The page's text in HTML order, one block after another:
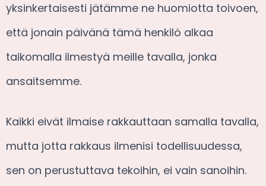
yksinkertaisesti jätämme ne huomiotta toivoen,
että jonain päivänä tämä henkilö alkaa
taikomalla ilmestyä meille tavalla, jonka
ansaitsemme.
Kaikki eivät ilmaise rakkauttaan samalla tavalla,
mutta jotta rakkaus ilmenisi todellisuudessa,
sen on perustuttava tekoihin, ei vain sanoihin.